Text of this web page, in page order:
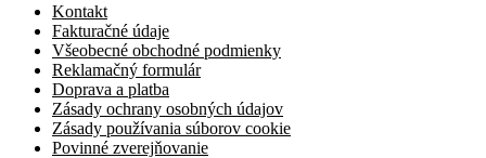
Kontakt
Fakturačné údaje
Všeobecné obchodné podmienky
Reklamačný formulár
Doprava a platba
Zásady ochrany osobných údajov
Zásady používania súborov cookie
Povinné zverejňovanie